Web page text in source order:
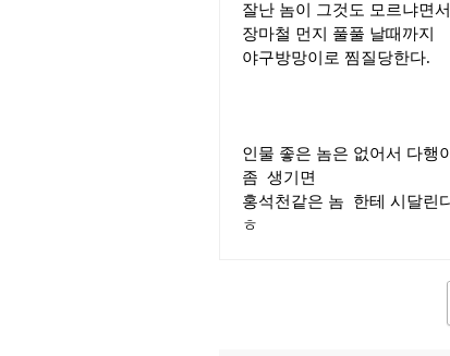
잘난 놈이 그것도 모르냐면서
장마철 먼지 풀풀 날때까지
야구방망이로 찜질당한다.
인물 좋은 놈은 없어서 다행
좀 생기면
홍석천같은 놈 한테 시달린
ㅎ